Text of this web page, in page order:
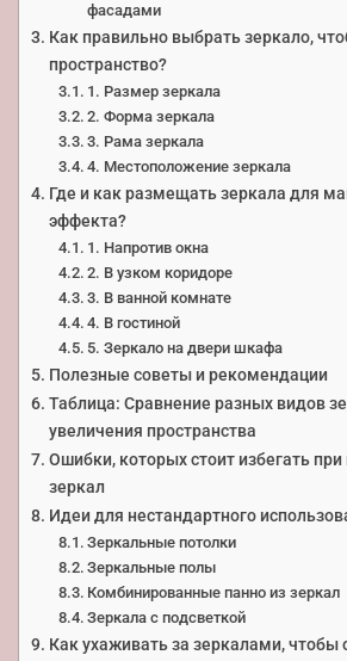
фасадами
Как правильно выбрать зеркало,
пространство?
1. Размер зеркала
2. Форма зеркала
3. Рама зеркала
4. Местоположение зеркала
Где и как размещать зеркала для
эффекта?
1. Напротив окна
2. В узком коридоре
3. В ванной комнате
4. В гостиной
5. Зеркало на двери шкафа
Полезные советы и рекомендации
Таблица: Сравнение разных видов
увеличения пространства
Ошибки, которых стоит избегать
зеркал
Идеи для нестандартного
Зеркальные потолки
Зеркальные полы
Комбинированные панно из зеркал
Зеркала с подсветкой
Как ухаживать за зеркалами, чтобы